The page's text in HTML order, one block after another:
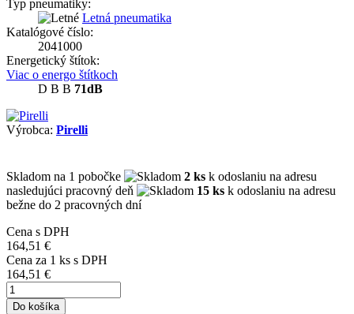
Typ pneumatiky:
Letná pneumatika
Katalógové číslo:
2041000
Energetický štítok:
Viac o energo štítkoch
D B B 71dB
Výrobca: Pirelli
Skladom na 1 pobočke 2 ks k odoslaniu na adresu
nasledujúci pracovný deň
15 ks k odoslaniu na adresu
bežne do 2 pracovných dní
Cena s DPH
164,51 €
Cena za 1 ks s DPH
164,51 €
Do košíka